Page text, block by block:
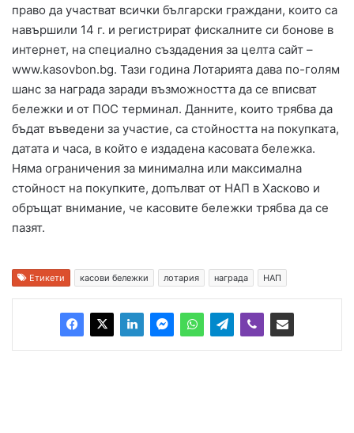
право да участват всички български граждани, които са
навършили 14 г. и регистрират фискалните си бонове в
интернет, на специално създадения за целта сайт –
www.kasovbon.bg. Тази година Лотарията дава по-голям
шанс за награда заради възможността да се вписват
бележки и от ПОС терминал. Данните, които трябва да
бъдат въведени за участие, са стойността на покупката,
датата и часа, в който е издадена касовата бележка.
Няма ограничения за минимална или максимална
стойност на покупките, допълват от НАП в Хасково и
обръщат внимание, че касовите бележки трябва да се
пазят.
Етикети касови бележки лотария награда НАП